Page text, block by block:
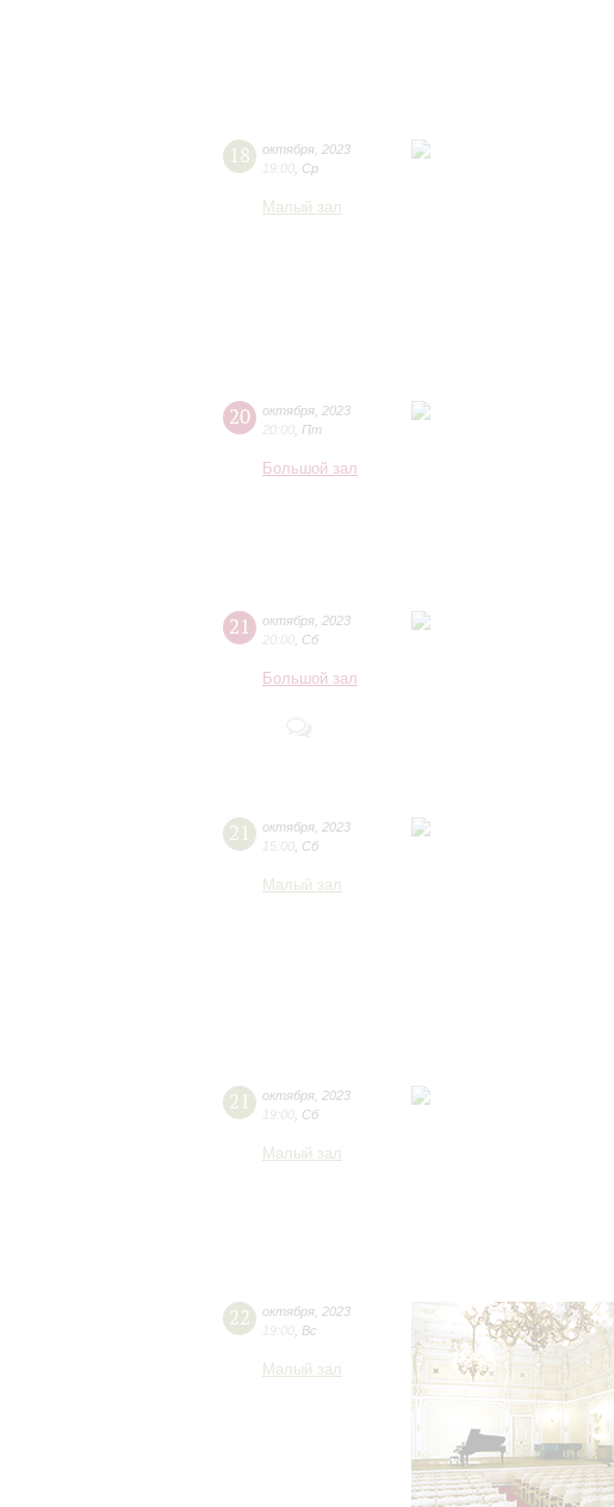
18 октября 2023
19:00 Ср
Малый зал
20 октября 2023
20:00 Пт
Большой зал
21 октября 2023
20:00 Сб
Большой зал
21 октября 2023
15:00 Сб
Малый зал
21 октября 2023
19:00 Сб
Малый зал
22 октября 2023
19:00 Вс
Малый зал